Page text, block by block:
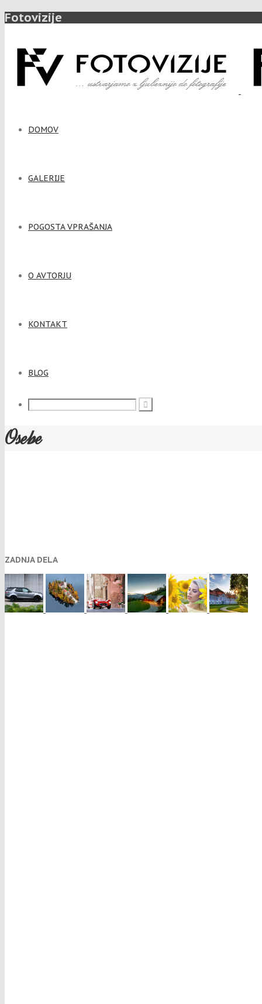
Fotovizije
DOMOV
GALERIJE
POGOSTA VPRAŠANJA
O AVTORJU
KONTAKT
BLOG
Osebe
ZADNJA DELA